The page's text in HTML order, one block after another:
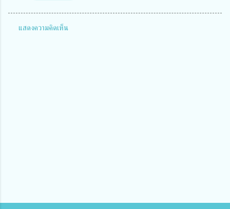
แสดงความคิดเห็น